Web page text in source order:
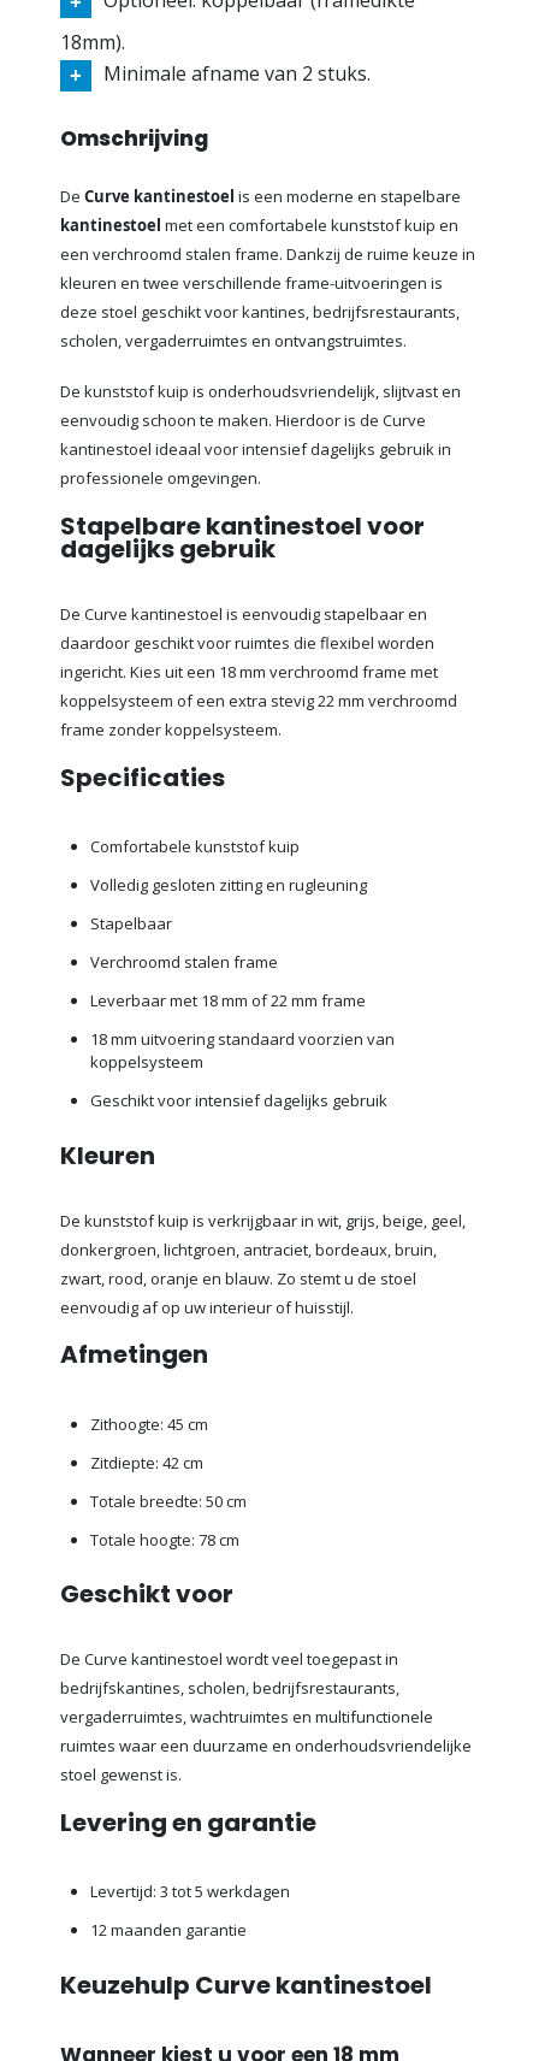
18mm).
Minimale afname van 2 stuks.
Omschrijving
De Curve kantinestoel is een moderne en stapelbare
kantinestoel met een comfortabele kunststof kuip en
een verchroomd stalen frame. Dankzij de ruime keuze in
kleuren en twee verschillende frame-uitvoeringen is
deze stoel geschikt voor kantines, bedrijfsrestaurants,
scholen, vergaderruimtes en ontvangstruimtes.
De kunststof kuip is onderhoudsvriendelijk, slijtvast en
eenvoudig schoon te maken. Hierdoor is de Curve
kantinestoel ideaal voor intensief dagelijks gebruik in
professionele omgevingen.
Stapelbare kantinestoel voor
dagelijks gebruik
De Curve kantinestoel is eenvoudig stapelbaar en
daardoor geschikt voor ruimtes die flexibel worden
ingericht. Kies uit een 18 mm verchroomd frame met
koppelsysteem of een extra stevig 22 mm verchroomd
frame zonder koppelsysteem.
Specificaties
Comfortabele kunststof kuip
Volledig gesloten zitting en rugleuning
Stapelbaar
Verchroomd stalen frame
Leverbaar met 18 mm of 22 mm frame
18 mm uitvoering standaard voorzien van
koppelsysteem
Geschikt voor intensief dagelijks gebruik
Kleuren
De kunststof kuip is verkrijgbaar in wit, grijs, beige, geel,
donkergroen, lichtgroen, antraciet, bordeaux, bruin,
zwart, rood, oranje en blauw. Zo stemt u de stoel
eenvoudig af op uw interieur of huisstijl.
Afmetingen
Zithoogte: 45 cm
Zitdiepte: 42 cm
Totale breedte: 50 cm
Totale hoogte: 78 cm
Geschikt voor
De Curve kantinestoel wordt veel toegepast in
bedrijfskantines, scholen, bedrijfsrestaurants,
vergaderruimtes, wachtruimtes en multifunctionele
ruimtes waar een duurzame en onderhoudsvriendelijke
stoel gewenst is.
Levering en garantie
Levertijd: 3 tot 5 werkdagen
12 maanden garantie
Keuzehulp Curve kantinestoel
Wanneer kiest u voor een 18 mm